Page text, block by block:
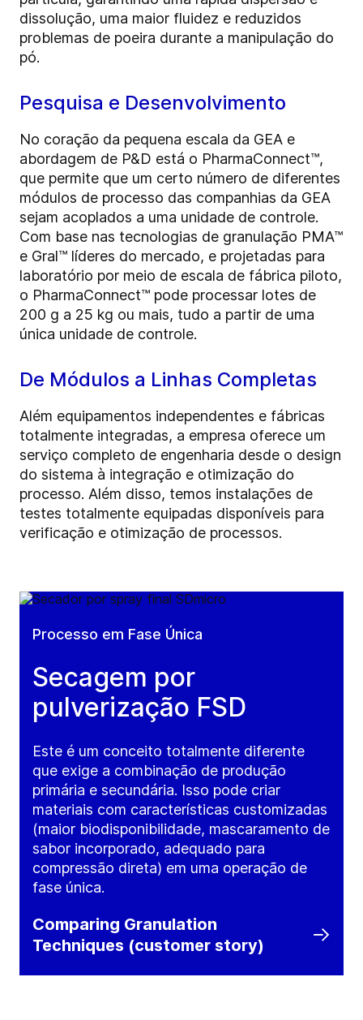
dissolução, uma maior fluidez e reduzidos
problemas de poeira durante a manipulação do
pó.
Pesquisa e Desenvolvimento
No coração da pequena escala da GEA e
abordagem de P&D está o PharmaConnect™,
que permite que um certo número de diferentes
módulos de processo das companhias da GEA
sejam acoplados a uma unidade de controle.
Com base nas tecnologias de granulação PMA™
e Gral™ líderes do mercado, e projetadas para
laboratório por meio de escala de fábrica piloto,
o PharmaConnect™ pode processar lotes de
200 g a 25 kg ou mais, tudo a partir de uma
única unidade de controle.
De Módulos a Linhas Completas
Além equipamentos independentes e fábricas
totalmente integradas, a empresa oferece um
serviço completo de engenharia desde o design
do sistema à integração e otimização do
processo. Além disso, temos instalações de
testes totalmente equipadas disponíveis para
verificação e otimização de processos.
Processo em Fase Única
Secagem por
pulverização FSD
Este é um conceito totalmente diferente
que exige a combinação de produção
primária e secundária. Isso pode criar
materiais com características customizadas
(maior biodisponibilidade, mascaramento de
sabor incorporado, adequado para
compressão direta) em uma operação de
fase única.
Comparing Granulation
Techniques (customer story)